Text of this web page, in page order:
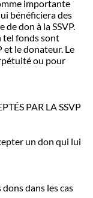
importante
bénéficiera des
don à la SSVP.
tel fonds sont
et le donateur. Le
ou pour
PAR LA SSVP
un don qui lui
dans les cas